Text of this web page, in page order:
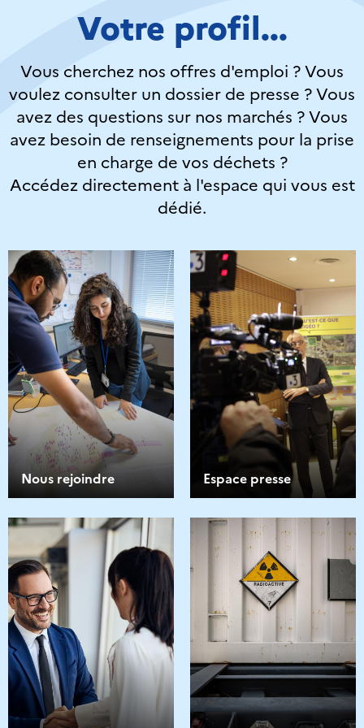
Votre profil...
Vous cherchez nos offres d'emploi ? Vous
voulez consulter un dossier de presse ? Vous
avez des questions sur nos marchés ? Vous
avez besoin de renseignements pour la prise
en charge de vos déchets ?
Accédez directement à l'espace qui vous est
dédié.
Nous rejoindre Espace presse